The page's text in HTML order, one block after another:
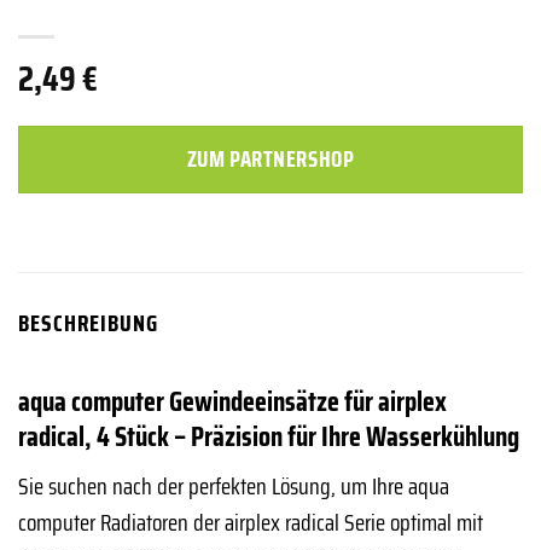
2,49€
ZUM PARTNERSHOP
BESCHREIBUNG
aqua computer Gewindeeinsätze für airplex
radical, 4 Stück – Präzision für Ihre Wasserkühlung
Sie suchen nach der perfekten Lösung, um Ihre aqua
computer Radiatoren der airplex radical Serie optimal mit